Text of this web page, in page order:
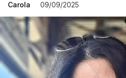
Carola 09/09/2025